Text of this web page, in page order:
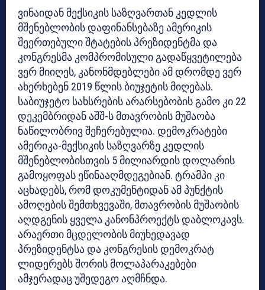
ვინაიდან მექსიკის საზღვართან კედლის
მშენებლობის დაფინანსებაზე ამერიკის
შეერთებული შტატების პრეზიდენტმა და
კონგრესმა კომპრომისული გადაწყვეტილება
ვერ მიიღეს, კანონმდებლები ამ დრომდე ვერ
ახერხებენ 2019 წლის ბიუჯეტის მიღებას.
საბიუჯეტო სახსრების არარსებობის გამო კი 22
დეკემბრიდან აშშ-ს მთავრობის მუშაობა
ნაწილობრივ შეჩერებულია. დემოკრატები
ამერიკა-მექსიკის საზღვარზე კედლის
მშენებლობისთვის 5 მილიარდის დოლარის
გამოყოფას ეწინააღმდეგებიან. ტრამპი კი
აცხადებს, რომ დოკუმენტიდან ამ პუნქტის
ამოღების შემთხვევაში, მთავრობის მუშაობის
აღდგენის ყველა კანონპროექტს დაბლოკავს.
არაერთი მცდელობის მიუხედავად
პრეზიდენტსა და კონგრესის დემოკრატ
ლიდერებს შორის მოლაპარაკებები
ამჯერადაც უშედეგო აღმჩნდა.